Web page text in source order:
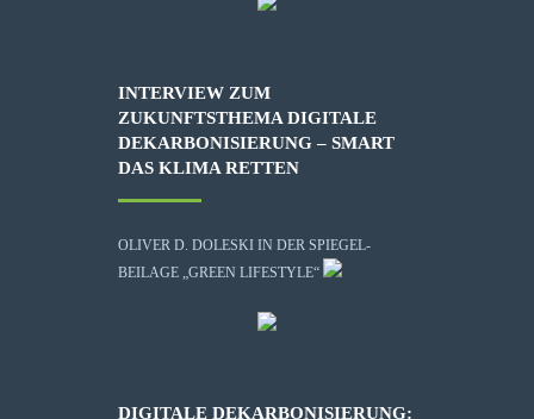
INTERVIEW ZUM
ZUKUNFTSTHEMA DIGITALE
DEKARBONISIERUNG – SMART
DAS KLIMA RETTEN
OLIVER D. DOLESKI IN DER SPIEGEL-
BEILAGE „GREEN LIFESTYLE“
DIGITALE DEKARBONISIERUNG: